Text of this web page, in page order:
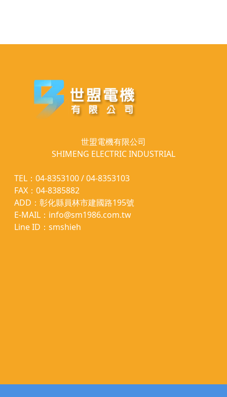
世盟電機有限公司
SHIMENG ELECTRIC INDUSTRIAL
TEL：04-8353100 / 04-8353103
FAX：04-8385882
ADD：彰化縣員林市建國路195號
E-MAIL：info@sm1986.com.tw
Line ID：smshieh